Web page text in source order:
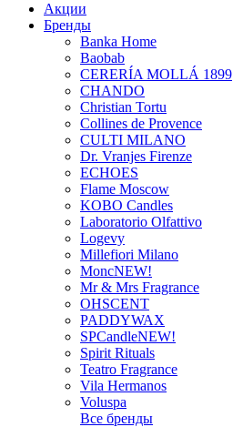
Акции
Бренды
Banka Home
Baobab
CERERÍA MOLLÁ 1899
CHANDO
Christian Tortu
Collines de Provence
CULTI MILANO
Dr. Vranjes Firenze
ECHOES
Flame Moscow
KOBO Candles
Laboratorio Olfattivo
Logevy
Millefiori Milano
MoncNEW!
Mr & Mrs Fragrance
OHSCENT
PADDYWAX
SPCandleNEW!
Spirit Rituals
Teatro Fragrance
Vila Hermanos
Voluspa
Все бренды